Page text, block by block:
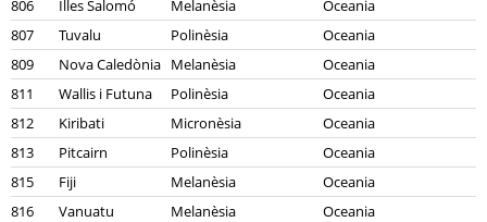
806 Illes Salomó Melanèsia
Oceania
807
Tuvalu Polinèsia
Oceania
809
Nova Caledònia Melanèsia
Oceania
811
Wallis i Futuna Polinèsia
Oceania
812
Kiribati Micronèsia
Oceania
813
Pitcairn Polinèsia
Oceania
815
Fiji Melanèsia
Oceania
816
Vanuatu Melanèsia
Oceania